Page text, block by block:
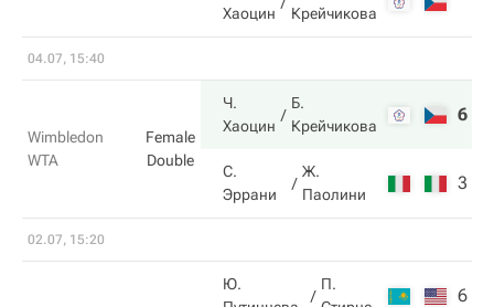
Хаоцин
Крейчикова
04.07, 15:40
Wimbledon
WTA
Female
Double
Ч.
Хаоцин
Б.
Крейчикова
6
С.
Эррани
Ж.
Паолини
3
02.07, 15:20
Ю.
П.
6